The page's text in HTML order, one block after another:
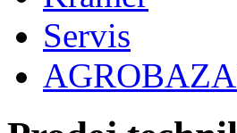
Servis